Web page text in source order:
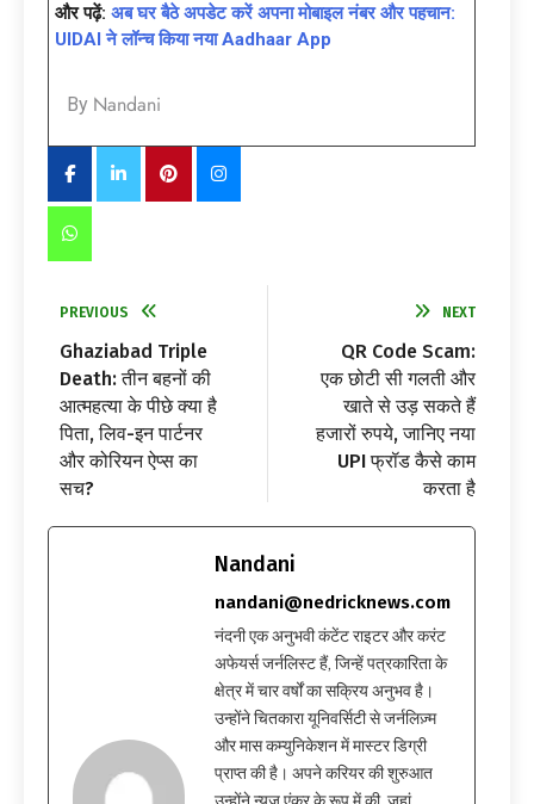
और पढ़ें: अब घर बैठे अपडेट करें अपना मोबाइल नंबर और पहचान:
UIDAI ने लॉन्च किया नया Aadhaar App
By Nandani
PREVIOUS
Ghaziabad Triple
Death: तीन बहनों की
आत्महत्या के पीछे क्या है
पिता, लिव-इन पार्टनर
और कोरियन ऐप्स का
सच?
NEXT
QR Code Scam:
एक छोटी सी गलती और
खाते से उड़ सकते हैं
हजारों रुपये, जानिए नया
UPI फ्रॉड कैसे काम
करता है
Nandani
nandani@nedricknews.com
नंदनी एक अनुभवी कंटेंट राइटर और करंट
अफेयर्स जर्नलिस्ट हैं, जिन्हें पत्रकारिता के
क्षेत्र में चार वर्षों का सक्रिय अनुभव है।
उन्होंने चितकारा यूनिवर्सिटी से जर्नलिज़्म
और मास कम्युनिकेशन में मास्टर डिग्री
प्राप्त की है। अपने करियर की शुरुआत